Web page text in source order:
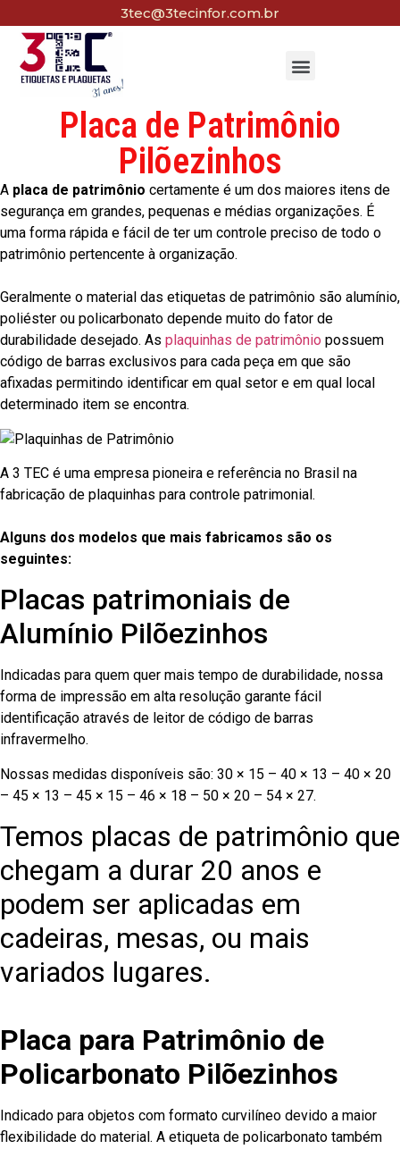
3tec@3tecinfor.com.br
Placa de Patrimônio
Pilõezinhos
A placa de patrimônio certamente é um dos maiores itens de
segurança em grandes, pequenas e médias organizações. É
uma forma rápida e fácil de ter um controle preciso de todo o
patrimônio pertencente à organização.
Geralmente o material das etiquetas de patrimônio são alumínio,
poliéster ou policarbonato depende muito do fator de
durabilidade desejado. As plaquinhas de patrimônio possuem
código de barras exclusivos para cada peça em que são
afixadas permitindo identificar em qual setor e em qual local
determinado item se encontra.
A 3 TEC é uma empresa pioneira e referência no Brasil na
fabricação de plaquinhas para controle patrimonial.
Alguns dos modelos que mais fabricamos são os
seguintes:
Placas patrimoniais de
Alumínio Pilõezinhos
Indicadas para quem quer mais tempo de durabilidade, nossa
forma de impressão em alta resolução garante fácil
identificação através de leitor de código de barras
infravermelho.
Nossas medidas disponíveis são: 30 × 15 – 40 × 13 – 40 × 20
– 45 × 13 – 45 × 15 – 46 × 18 – 50 × 20 – 54 × 27.
Temos placas de patrimônio que
chegam a durar 20 anos e
podem ser aplicadas em
cadeiras, mesas, ou mais
variados lugares.
Placa para Patrimônio de
Policarbonato Pilõezinhos
Indicado para objetos com formato curvilíneo devido a maior
flexibilidade do material. A etiqueta de policarbonato também